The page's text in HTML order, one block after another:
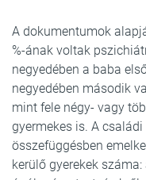
A dokumentumok
%-ának voltak
negyedében a baba
negyedében második
mint fele négy- vagy
gyermekes is. A
összefüggésben
kerülő gyerekek